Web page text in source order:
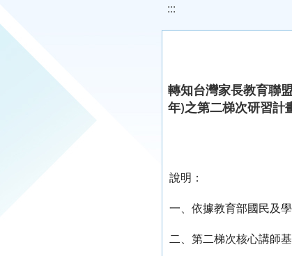
:::
轉知台灣家長教育聯
年)之第二梯次研習計
說明：
一、依據教育部國民及
二、第二梯次核心講師